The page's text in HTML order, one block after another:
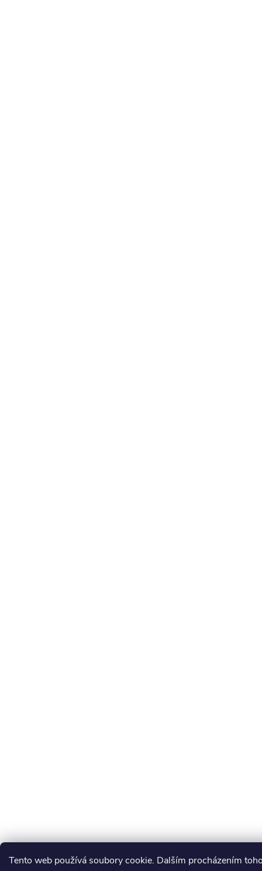
Tento web používá soubory cookie. Dalším procházením